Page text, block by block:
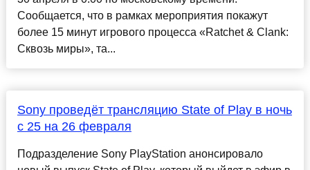
Сообщается, что в рамках мероприятия покажут
более 15 минут игрового процесса «Ratchet & Clank:
Сквозь миры», та...
Sony проведёт трансляцию State of Play в ночь
с 25 на 26 февраля
Подразделение Sony PlayStation анонсировало